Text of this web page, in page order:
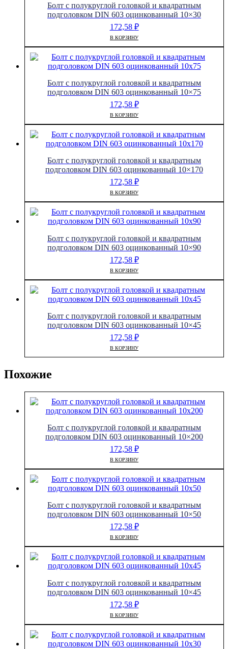
Болт с полукруглой головкой и квадратным
подголовком DIN 603 оцинкованный 10×30
172,58 ₽
В КОРЗИНУ
Болт с полукруглой головкой и квадратным
подголовком DIN 603 оцинкованный 10×75
172,58 ₽
В КОРЗИНУ
Болт с полукруглой головкой и квадратным
подголовком DIN 603 оцинкованный 10×170
172,58 ₽
В КОРЗИНУ
Болт с полукруглой головкой и квадратным
подголовком DIN 603 оцинкованный 10×90
172,58 ₽
В КОРЗИНУ
Болт с полукруглой головкой и квадратным
подголовком DIN 603 оцинкованный 10×45
172,58 ₽
В КОРЗИНУ
Похожие
Болт с полукруглой головкой и квадратным
подголовком DIN 603 оцинкованный 10×200
172,58 ₽
В КОРЗИНУ
Болт с полукруглой головкой и квадратным
подголовком DIN 603 оцинкованный 10×50
172,58 ₽
В КОРЗИНУ
Болт с полукруглой головкой и квадратным
подголовком DIN 603 оцинкованный 10×45
172,58 ₽
В КОРЗИНУ